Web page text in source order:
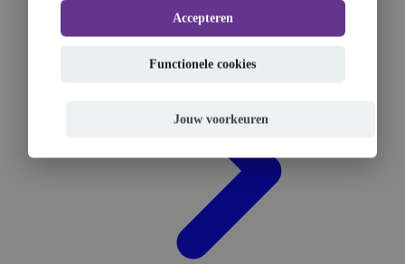
Accepteren
Functionele cookies
Jouw voorkeuren